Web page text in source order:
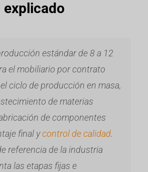
explicado
estándar de 8 a 12
el mobiliario por contrato
ciclo de producción en masa,
de materias
de componentes
final ycontrol de calidad.
referencia de la industria
las etapas fijas e